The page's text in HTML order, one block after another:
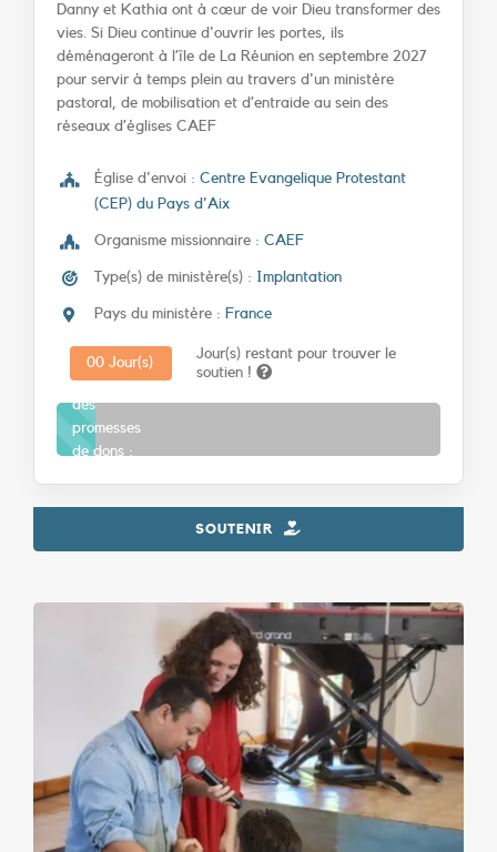
Danny et Kathia ont à cœur de voir Dieu transformer des
vies. Si Dieu continue d'ouvrir les portes, ils
déménageront à l’île de La Réunion en septembre 2027
pour servir à temps plein au travers d'un ministère
pastoral, de mobilisation et d’entraide au sein des
réseaux d’églises CAEF
Église d'envoi : Centre Evangelique Protestant
(CEP) du Pays d'Aix
Organisme missionnaire : CAEF
Type(s) de ministère(s) : Implantation
Pays du ministère : France
Jour(s) restant pour trouver le
soutien !
00 Jour(s)
Progression
des
promesses
de dons :
SOUTENIR